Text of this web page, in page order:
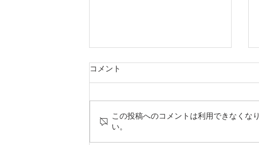
三ツ割の家
コメント
この投稿へのコメントは利用できなくな
い。